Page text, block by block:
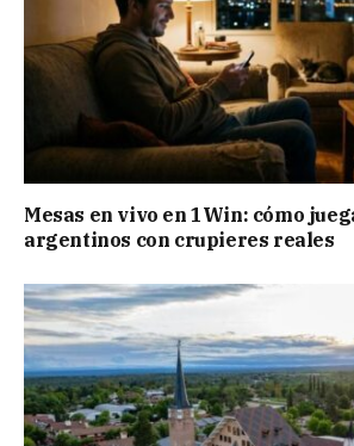
Mesas en vivo en 1Win: cómo
argentinos con crupieres reales